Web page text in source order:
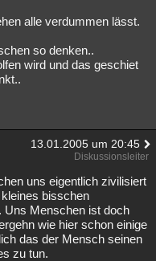
alle verdummen lässt.
so denken..
wird und das geschiet
13.01.2005 um 20:45
Diskussionsleiter
uns eigentlich zivilisiert
bisschen
Uns Menschen ist doch
wie hier schon einige
das der Mensch seinen
zu tun.